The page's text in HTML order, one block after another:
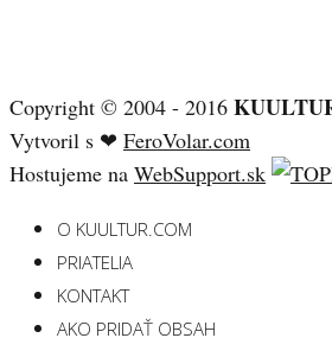
Copyright © 2004 - 2016
Vytvoril s ❤ FeroVolar.com
Hostujeme na WebSupport.sk
O KUULTUR.COM
PRIATELIA
KONTAKT
AKO PRIDAŤ OBSAH